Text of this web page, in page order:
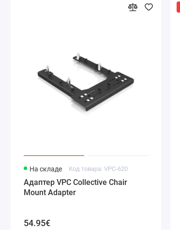
На складе Код товара: VPC-620
Адаптер VPC Collective Chair
Mount Adapter
54.95€